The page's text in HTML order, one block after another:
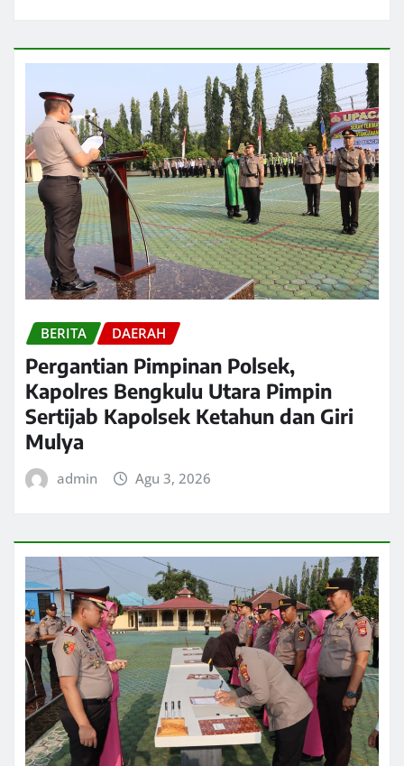
BERITA DAERAH
Pergantian Pimpinan Polsek,
Kapolres Bengkulu Utara Pimpin
Sertijab Kapolsek Ketahun dan Giri
Mulya
admin Agu 3, 2026